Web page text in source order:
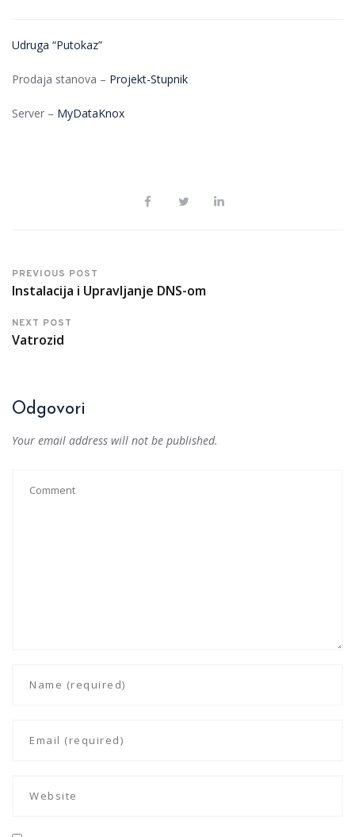
Udruga “Putokaz”
Prodaja stanova – Projekt-Stupnik
Server – MyDataKnox
PREVIOUS POST
Instalacija i Upravljanje DNS-om
NEXT POST
Vatrozid
Odgovori
Your email address will not be published.